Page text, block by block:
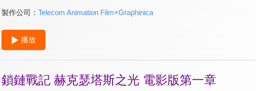
製作公司： Telecom Animation Film×Graphinica
播放
鎖鏈戰記 赫克瑟塔斯之光 電影版第一章